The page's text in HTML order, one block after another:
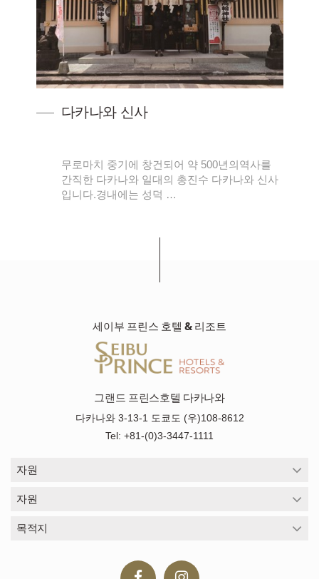
다카나와 신사
무로마치 중기에 창건되어 약 500년의역사를
간직한 다카나와 일대의 총진수 다카나와 신사
입니다.경내에는 성덕 …
세이부 프린스 호텔 & 리조트
그랜드 프린스호텔 다카나와
다카나와 3-13-1 도쿄도 (우)108-8612
Tel: +81-(0)3-3447-1111
자원
자원
목적지